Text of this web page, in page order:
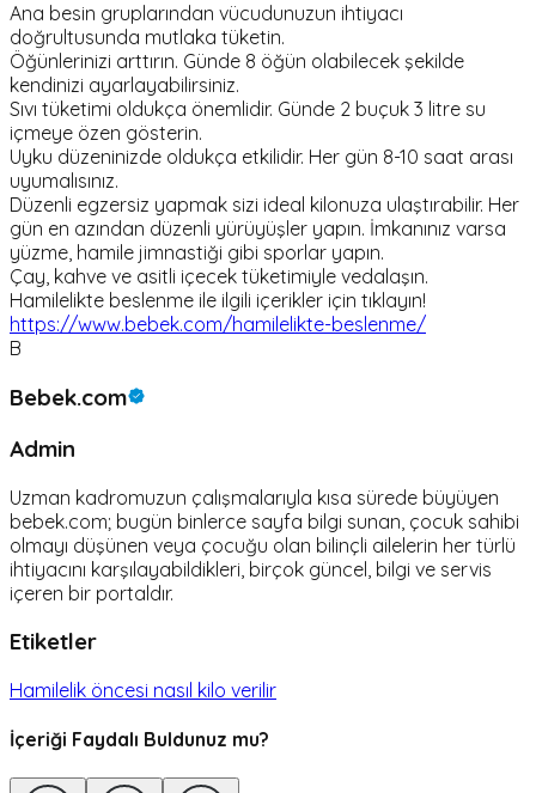
Ana besin gruplarından vücudunuzun ihtiyacı
doğrultusunda mutlaka tüketin.
Öğünlerinizi arttırın. Günde 8 öğün olabilecek şekilde
kendinizi ayarlayabilirsiniz.
Sıvı tüketimi oldukça önemlidir. Günde 2 buçuk 3 litre su
içmeye özen gösterin.
Uyku düzeninizde oldukça etkilidir. Her gün 8-10 saat arası
uyumalısınız.
Düzenli egzersiz yapmak sizi ideal kilonuza ulaştırabilir. Her
gün en azından düzenli yürüyüşler yapın. İmkanınız varsa
yüzme, hamile jimnastiği gibi sporlar yapın.
Çay, kahve ve asitli içecek tüketimiyle vedalaşın.
Hamilelikte beslenme ile ilgili içerikler için tıklayın!
https://www.bebek.com/hamilelikte-beslenme/
B
Bebek.com
Admin
Uzman kadromuzun çalışmalarıyla kısa sürede büyüyen
bebek.com; bugün binlerce sayfa bilgi sunan, çocuk sahibi
olmayı düşünen veya çocuğu olan bilinçli ailelerin her türlü
ihtiyacını karşılayabildikleri, birçok güncel, bilgi ve servis
içeren bir portaldır.
Etiketler
Hamilelik öncesi nasıl kilo verilir
İçeriği Faydalı Buldunuz mu?